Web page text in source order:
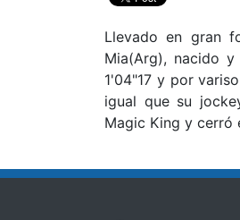
Llevado en gran
Mia(Arg), nacido
1'04"17 y por
igual que su
Magic King y cerró